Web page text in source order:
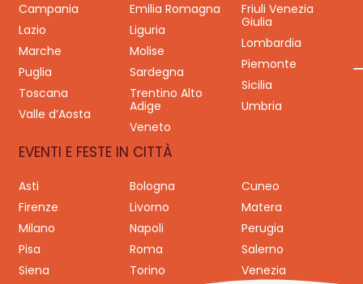
Campania
Emilia Romagna
Friuli Venezia
Giulia
Lazio
Liguria
Lombardia
Marche
Molise
Piemonte
Puglia
Sardegna
Sicilia
Toscana
Trentino Alto
Adige
Umbria
Valle d’Aosta
Veneto
EVENTI E FESTE IN CITTÀ
Asti Bologna
Cuneo
Firenze
Livorno
Matera
Milano
Napoli
Perugia
Pisa
Roma
Salerno
Siena
Torino Venezia